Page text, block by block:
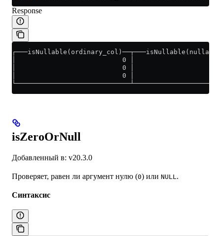
Response
│                           0 │
│                           0 │
│                           0 │
isZeroOrNull
Добавленный в: v20.3.0
Проверяет, равен ли аргумент нулю (0) или NULL .
Синтаксис